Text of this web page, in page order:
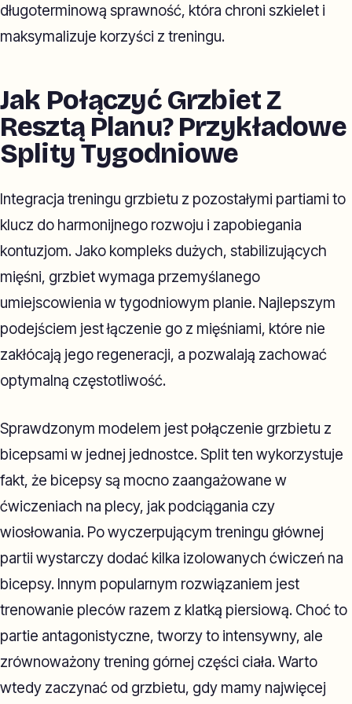
długoterminową sprawność, która chroni szkielet i
maksymalizuje korzyści z treningu.
Jak Połączyć Grzbiet Z
Resztą Planu? Przykładowe
Splity Tygodniowe
Integracja treningu grzbietu z pozostałymi partiami to
klucz do harmonijnego rozwoju i zapobiegania
kontuzjom. Jako kompleks dużych, stabilizujących
mięśni, grzbiet wymaga przemyślanego
umiejscowienia w tygodniowym planie. Najlepszym
podejściem jest łączenie go z mięśniami, które nie
zakłócają jego regeneracji, a pozwalają zachować
optymalną częstotliwość.
Sprawdzonym modelem jest połączenie grzbietu z
bicepsami w jednej jednostce. Split ten wykorzystuje
fakt, że bicepsy są mocno zaangażowane w
ćwiczeniach na plecy, jak podciągania czy
wiosłowania. Po wyczerpującym treningu głównej
partii wystarczy dodać kilka izolowanych ćwiczeń na
bicepsy. Innym popularnym rozwiązaniem jest
trenowanie pleców razem z klatką piersiową. Choć to
partie antagonistyczne, tworzy to intensywny, ale
zrównoważony trening górnej części ciała. Warto
wtedy zaczynać od grzbietu, gdy mamy najwięcej